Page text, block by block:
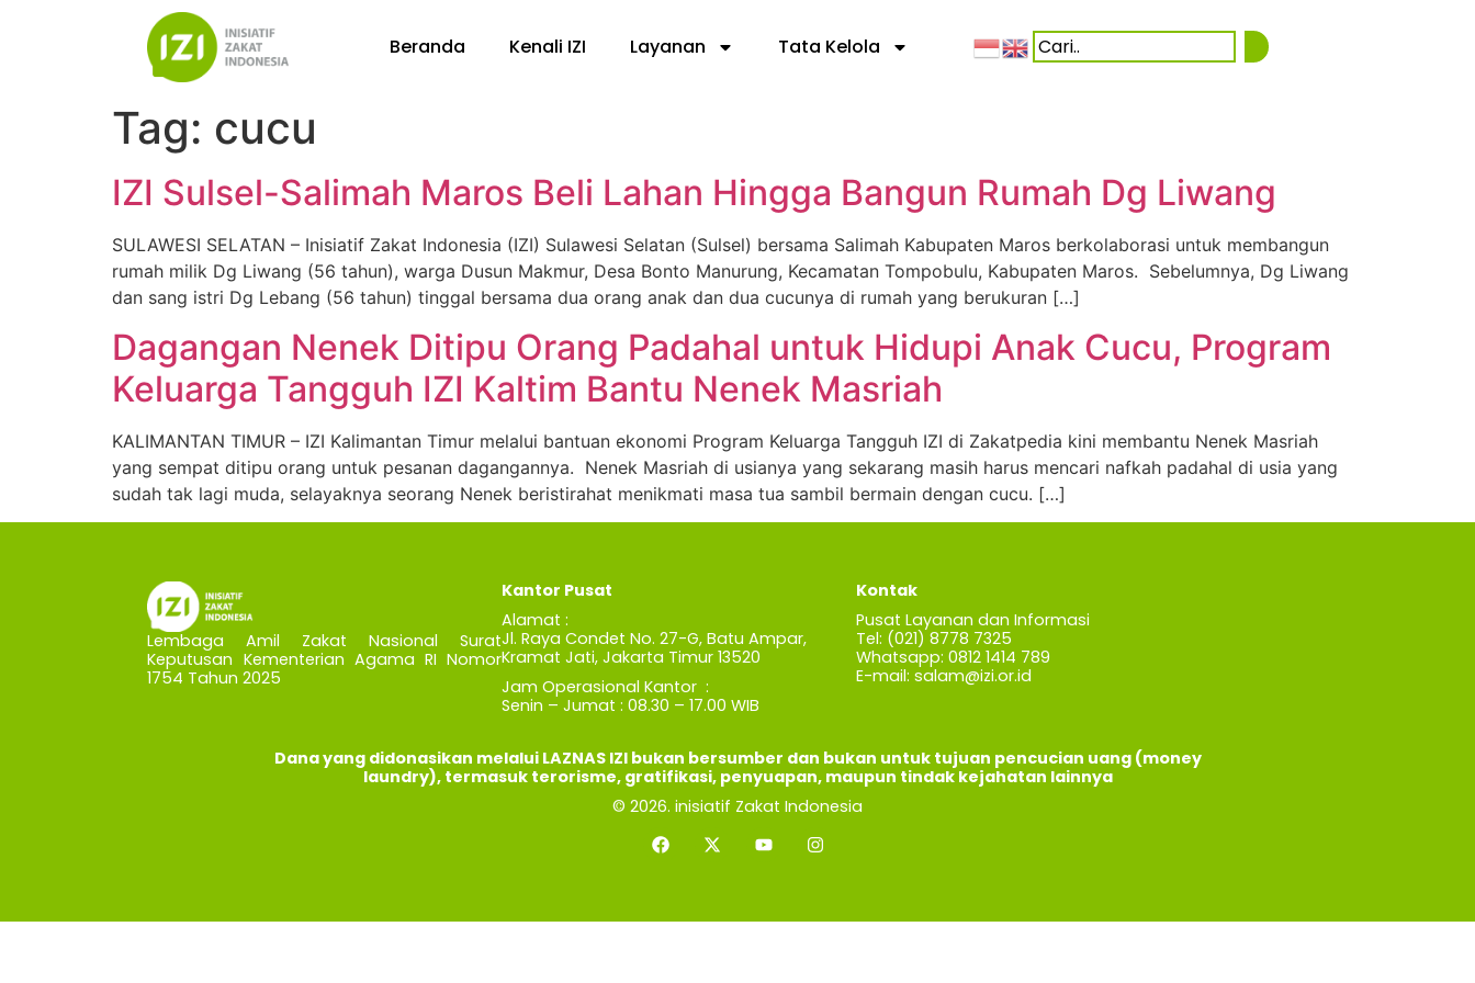
Beranda Kenali IZI Layanan Tata Kelola
Tag: cucu
IZI Sulsel-Salimah Maros Beli Lahan Hingga Bangun Rumah Dg Liwang
SULAWESI SELATAN – Inisiatif Zakat Indonesia (IZI) Sulawesi Selatan (Sulsel) bersama Salimah Kabupaten Maros berkolaborasi untuk membangun
rumah milik Dg Liwang (56 tahun), warga Dusun Makmur, Desa Bonto Manurung, Kecamatan Tompobulu, Kabupaten Maros. Sebelumnya, Dg Liwang
dan sang istri Dg Lebang (56 tahun) tinggal bersama dua orang anak dan dua cucunya di rumah yang berukuran […]
Dagangan Nenek Ditipu Orang Padahal untuk Hidupi Anak Cucu, Program
Keluarga Tangguh IZI Kaltim Bantu Nenek Masriah
KALIMANTAN TIMUR – IZI Kalimantan Timur melalui bantuan ekonomi Program Keluarga Tangguh IZI di Zakatpedia kini membantu Nenek Masriah
yang sempat ditipu orang untuk pesanan dagangannya. Nenek Masriah di usianya yang sekarang masih harus mencari nafkah padahal di usia yang
sudah tak lagi muda, selayaknya seorang Nenek beristirahat menikmati masa tua sambil bermain dengan cucu. […]
Lembaga Amil Zakat Nasional Surat
Keputusan Kementerian Agama RI Nomor
1754 Tahun 2025
Kantor Pusat
Alamat :
Jl. Raya Condet No. 27-G, Batu Ampar,
Kramat Jati, Jakarta Timur 13520
Jam Operasional Kantor :
Senin – Jumat : 08.30 – 17.00 WIB
Kontak
Pusat Layanan dan Informasi
Tel: (021) 8778 7325
Whatsapp: 0812 1414 789
E-mail: salam@izi.or.id
Dana yang didonasikan melalui LAZNAS IZI bukan bersumber dan bukan untuk tujuan pencucian uang (money
laundry), termasuk terorisme, gratifikasi, penyuapan, maupun tindak kejahatan lainnya
© 2026. inisiatif Zakat Indonesia